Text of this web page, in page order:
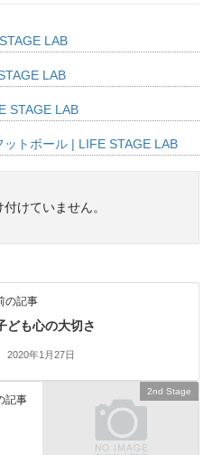
LAB
LAB
STAGE LAB
トボール | LIFE STAGE LAB
けていません。
の記事
ども心の大切さ
2020年1月27日
2nd Stage
記事